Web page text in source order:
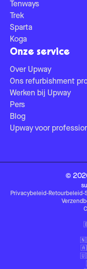
Tenways
Trek
Sparta
Koga
Onze service
Over Upway
Ons refurbishment
Werken bij Upway
Pers
Blog
Upway voor
©
Privacybeleid-Retourbeleid-